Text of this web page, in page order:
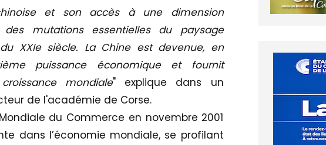
et son accès à une dimension
mutations essentielles du paysage
XXIe siècle. La Chine est devenue, en
puissance économique et fournit
mondiale" explique dans un
de l'académie de Corse.
du Commerce en novembre 2001
dans l’économie mondiale, se profilant